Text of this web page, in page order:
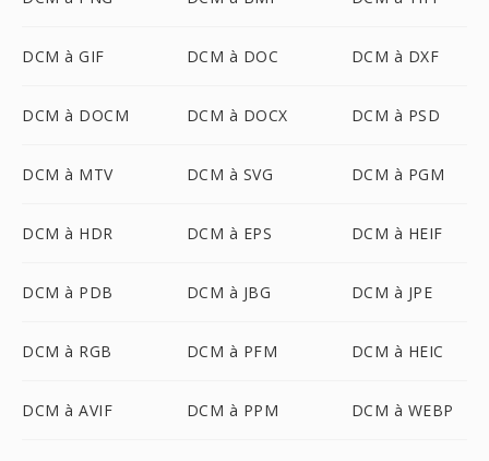
DCM à GIF DCM à DOC DCM à DXF
DCM à DOCM DCM à DOCX DCM à PSD
DCM à MTV DCM à SVG DCM à PGM
DCM à HDR DCM à EPS DCM à HEIF
DCM à PDB DCM à JBG DCM à JPE
DCM à RGB DCM à PFM DCM à HEIC
DCM à AVIF DCM à PPM DCM à WEBP